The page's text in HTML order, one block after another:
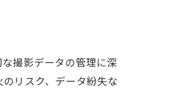
撮影データの管理に深
リスク、データ紛失な